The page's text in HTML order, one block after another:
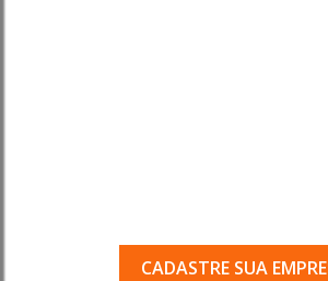
CADASTRE SUA